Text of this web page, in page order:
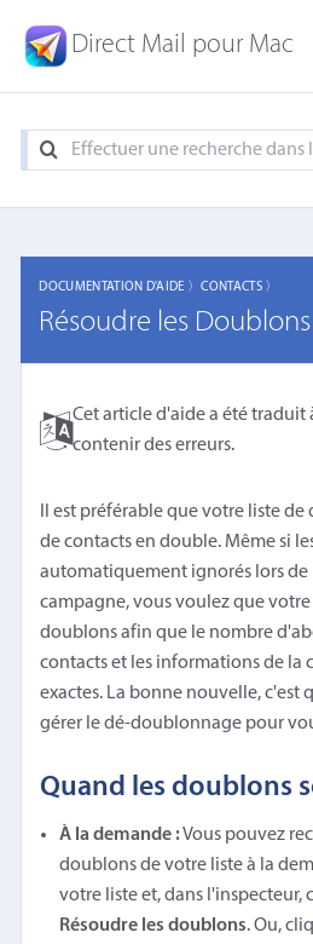
Direct Mail pour Mac
DOCUMENTATION D'AIDE 〉CONTACTS 〉
Résoudre les
Cet article d'aide a été traduit
contenir des erreurs.
Il est préférable que votre liste
de contacts en double. Même si
automatiquement ignorés lors de
campagne, vous voulez que
doublons afin que le nombre
contacts et les informations de la
exactes. La bonne nouvelle, c'est
gérer le dé-doublonnage pour
Quand les doublons
À la demande :Vous pouvez
doublons de votre liste à la
votre liste et, dans l'inspecteur,
Résoudre les doublons. Ou,